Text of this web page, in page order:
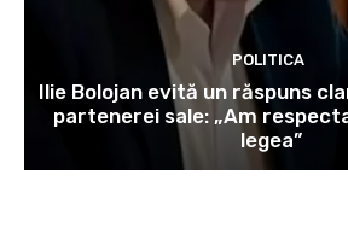
POLITICA
Ilie Bolojan evită un răspuns
partenerei sale: „Am
legea”